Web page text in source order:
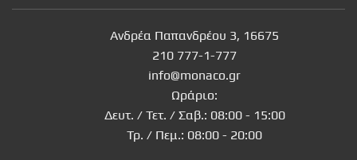
Ανδρέα Παπανδρέου 3, 16675
210 777-1-777
info@monaco.gr
Ωράριο:
Δευτ. / Τετ. / Σαβ.: 08:00 - 15:00
Τρ. / Πεμ.: 08:00 - 20:00